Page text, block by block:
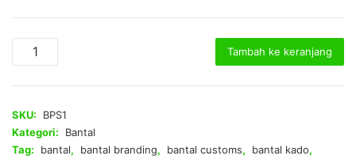
Kuantitas
Bantal
Square
Tambah ke keranjang
SKU:
BPS1
Kategori:
Bantal
Tag:
bantal, bantal branding, bantal customs, bantal kado,